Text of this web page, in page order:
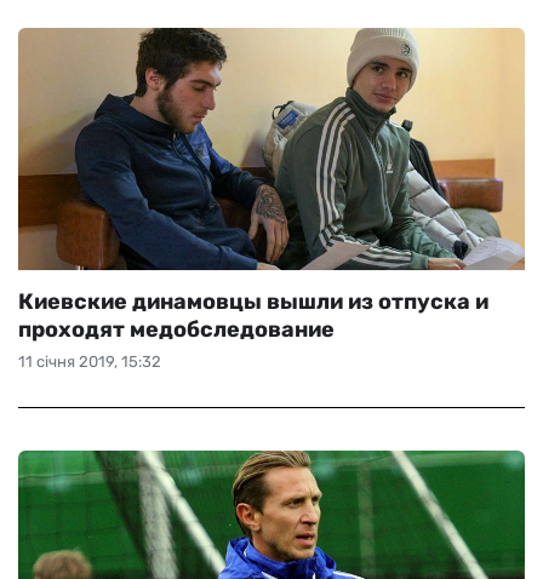
11 січня 2019, 15:32
Киевские динамовцы вышли из отпуска и
проходят медобследование